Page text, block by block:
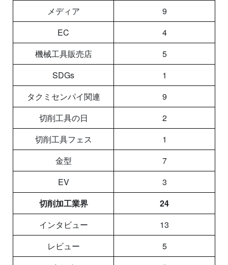
メディア
9
EC
4
機械工具販売店
5
SDGs
1
タクミセンパイ関連
9
切削工具の日
2
切削工具フェス
1
金型
7
EV
3
切削加工業界
24
インタビュー
13
レビュー
5